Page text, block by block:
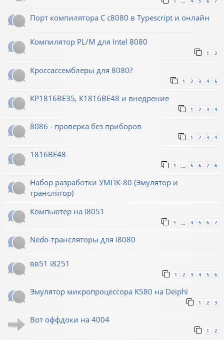
…
Порт компилятора С с8080 в Typescript и онлайн
Компилятор PL/M для Intel 8080
1 2
Кроссассемблеры для 8080?
1 2 3 4 5
КР1816ВЕ35, К1816ВЕ48 и внедрение
1 2 3 4
8086 - проверка без приборов
1 2 3 4
1816ВЕ48
1 5 6 7 8
Набор разработки УМПК-80 (Эмулятор и
транслятор)
Компьютер на i8051
1 … 4 5 6 7
Nedo-трансляторы для i8080
вв51 i8251
1 2 3 4 5 6
Эмулятор микропроцессора К580 на Deiphi
1 2 3
Вот оффдоки на 4004
1 2